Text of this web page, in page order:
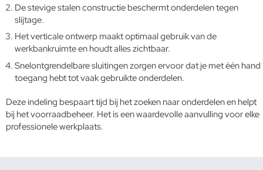
De stevige stalen constructie beschermt onderdelen tegen
slijtage.
Het verticale ontwerp maakt optimaal gebruik van de
werkbankruimte en houdt alles zichtbaar.
Snelontgrendelbare sluitingen zorgen ervoor dat je met één hand
toegang hebt tot vaak gebruikte onderdelen.
Deze indeling bespaart tijd bij het zoeken naar onderdelen en helpt
bij het voorraadbeheer. Het is een waardevolle aanvulling voor elke
professionele werkplaats.